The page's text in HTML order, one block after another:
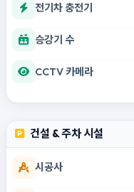
전기차 충전기
승강기 수
CCTV 카메라
건설 & 주차 시설
시공사